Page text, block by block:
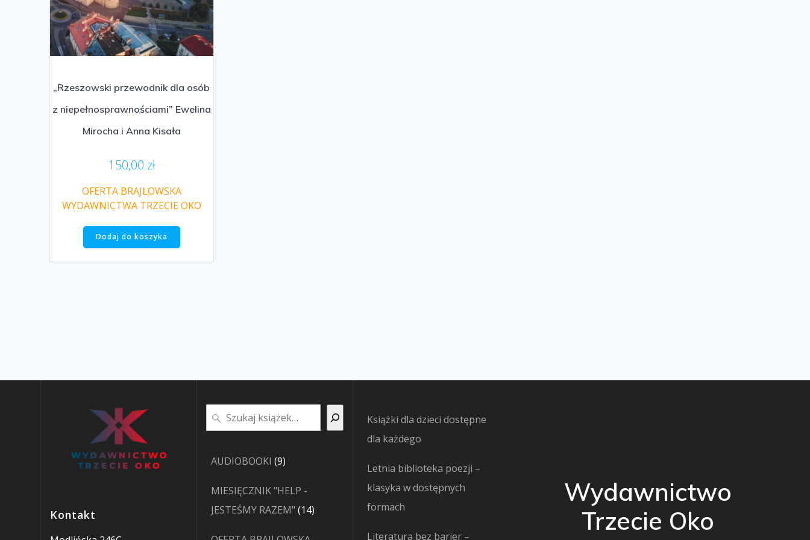
„Rzeszowski przewodnik dla osób
z niepełnosprawnościami” Ewelina
Mirocha i Anna Kisała
150,00 zł
OFERTA BRAJLOWSKA
WYDAWNICTWA TRZECIE OKO
Dodaj do koszyka
Kontakt
Szukaj
AUDIOBOOKI 99
MIESIĘCZNIK "HELP -
JESTEŚMY RAZEM" 1414
Książki dla dzieci dostępne
dla każdego
Letnia biblioteka poezji –
klasyka w dostępnych
formach
Literatura bez barier –
Wydawnictwo
Trzecie Oko